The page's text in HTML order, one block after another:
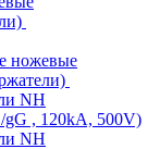
ножевые
NH
gG , 120kA, 500V)
NH